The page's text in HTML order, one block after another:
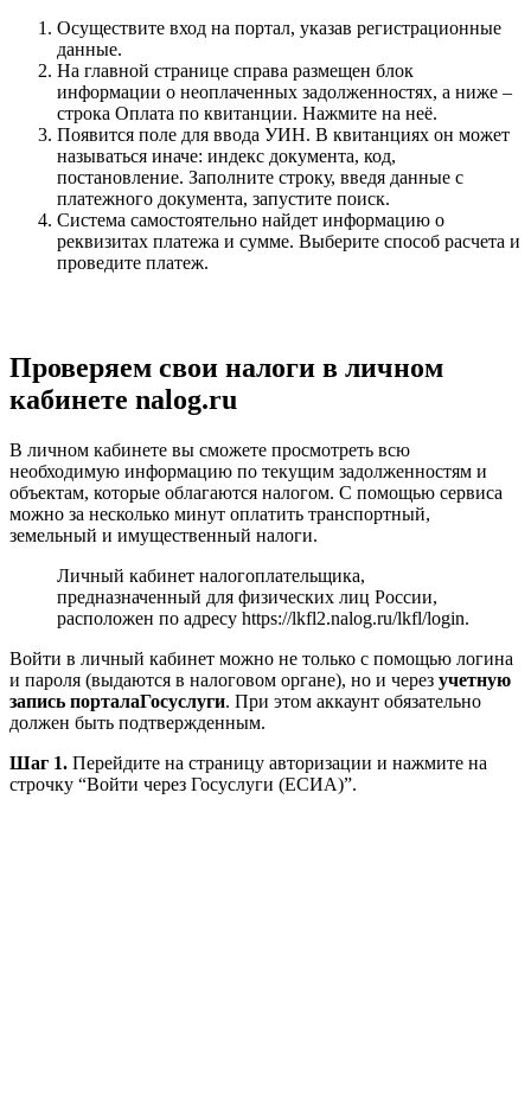
Осуществите вход на портал, указав регистрационные
данные.
На главной странице справа размещен блок
информации о неоплаченных задолженностях, а ниже –
строка Оплата по квитанции. Нажмите на неё.
Появится поле для ввода УИН. В квитанциях он может
называться иначе: индекс документа, код,
постановление. Заполните строку, введя данные с
платежного документа, запустите поиск.
Система самостоятельно найдет информацию о
реквизитах платежа и сумме. Выберите способ расчета и
проведите платеж.
Проверяем свои налоги в личном
кабинете nalog.ru
В личном кабинете вы сможете просмотреть всю
необходимую информацию по текущим задолженностям и
объектам, которые облагаются налогом. С помощью сервиса
можно за несколько минут оплатить транспортный,
земельный и имущественный налоги.
Личный кабинет налогоплательщика,
предназначенный для физических лиц России,
расположен по адресу https://lkfl2.nalog.ru/lkfl/login.
Войти в личный кабинет можно не только с помощью логина
и пароля (выдаются в налоговом органе), но и через учетную
запись порталаГосуслуги. При этом аккаунт обязательно
должен быть подтвержденным.
Шаг 1. Перейдите на страницу авторизации и нажмите на
строчку “Войти через Госуслуги (ЕСИА)”.